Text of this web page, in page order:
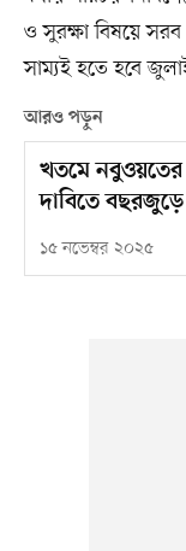
ও সুরক্ষা বিষয়ে
সাম্যই হতে হবে
আরও পড়ুন
খতমে নবুওয়তের
দাবিতে
১৫ নভেম্বর ২০২৫